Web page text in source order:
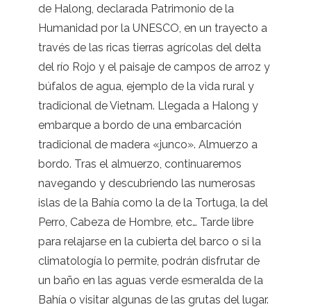
de Halong, declarada Patrimonio de la
Humanidad por la UNESCO, en un trayecto a
través de las ricas tierras agrícolas del delta
del río Rojo y el paisaje de campos de arroz y
búfalos de agua, ejemplo de la vida rural y
tradicional de Vietnam. Llegada a Halong y
embarque a bordo de una embarcación
tradicional de madera «junco». Almuerzo a
bordo. Tras el almuerzo, continuaremos
navegando y descubriendo las numerosas
islas de la Bahía como la de la Tortuga, la del
Perro, Cabeza de Hombre, etc… Tarde libre
para relajarse en la cubierta del barco o si la
climatología lo permite, podrán disfrutar de
un baño en las aguas verde esmeralda de la
Bahía o visitar algunas de las grutas del lugar.